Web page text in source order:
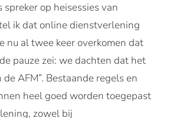
spreker op heisessies van
ik dat online dienstverlening
nu al twee keer overkomen dat
pauze zei: we dachten dat het
AFM”. Bestaande regels en
heel goed worden toegepast
zowel bij